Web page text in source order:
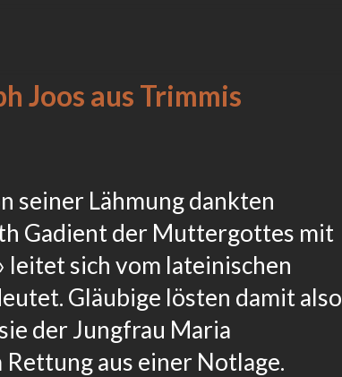
Joos aus Trimmis
seiner Lähmung dankten
Gadient der Muttergottes mit
sich vom lateinischen
Gläubige lösten damit also
der Jungfrau Maria
aus einer Notlage.